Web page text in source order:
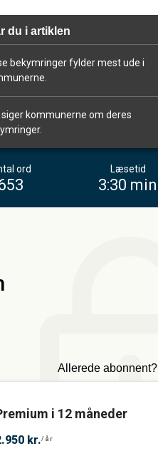
du i artiklen
bekymringer fylder mest ude i
siger kommunerne om deres
ord Læsetid
3:30 min
Allerede abonnent?
i 12 måneder
kr./år